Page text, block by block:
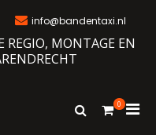
info@bandentaxi.nl
REGIO, MONTAGE EN
met eigen webshop
Toon
0